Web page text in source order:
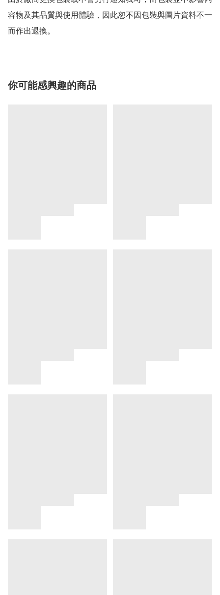
容物及其品質與使用體驗，因此恕不因包裝與圖片資料不一
而作出退換。
你可能感興趣的商品